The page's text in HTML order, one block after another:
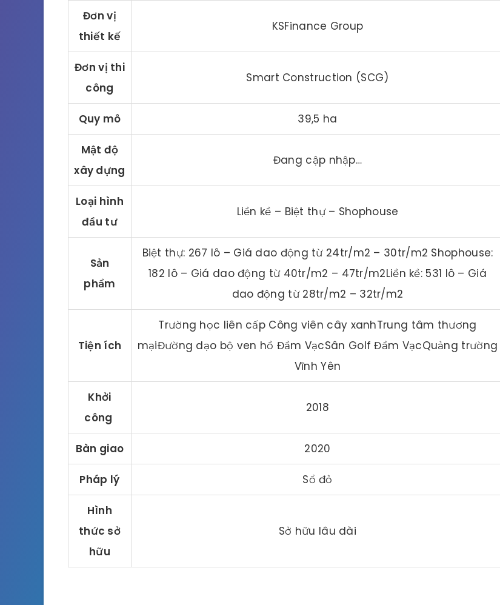
Đơn vị
thiết kế
KSFinance Group
Đơn vị thi
công
Smart Construction (SCG)
Quy mô 39,5 ha
Mật độ
xây dựng
Đang cập nhập…
Loại hình
đầu tư
Liền kề – Biệt thự – Shophouse
Sản
phẩm
Biệt thự: 267 lô – Giá dao động từ 24tr/m2 – 30tr/m2 Shophouse:
182 lô – Giá dao động từ 40tr/m2 – 47tr/m2Liền kề: 531 lô – Giá
dao động từ 28tr/m2 – 32tr/m2
Tiện ích
Trường học liên cấp Công viên cây xanhTrung tâm thương
mạiĐường dạo bộ ven hồ Đầm VạcSân Golf Đầm VạcQuảng trường
Vĩnh Yên
Khởi
công
2018
Bàn giao 2020
Pháp lý Sổ đỏ
Hình
thức sở
hữu
Sở hữu lâu dài